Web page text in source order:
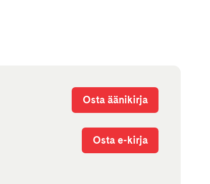
Osta äänikirja
Osta e-kirja